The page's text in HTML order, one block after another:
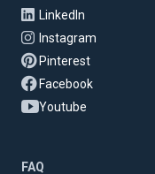
LinkedIn
Instagram
Pinterest
Facebook
Youtube
FAQ